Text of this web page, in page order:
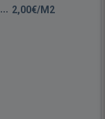
2,00€/M2